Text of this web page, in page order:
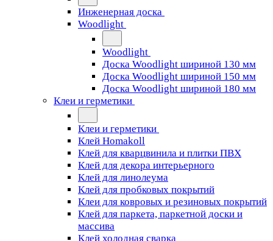
Инженерная доска
Woodlight
Woodlight
Доска Woodlight шириной 130 мм
Доска Woodlight шириной 150 мм
Доска Woodlight шириной 180 мм
Клеи и герметики
Клеи и герметики
Клей Homakoll
Клей для кварцвинила и плитки ПВХ
Клей для декора интерьерного
Клей для линолеума
Клей для пробковых покрытий
Клеи для ковровых и резиновых покрытий
Клей для паркета, паркетной доски и
массива
Клей холодная сварка